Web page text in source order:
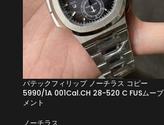
パテックフィリップ ノーチラス コピー
5990/1A 001Cal.CH 28-520 C FUSムーブ
メント
ノーチラス